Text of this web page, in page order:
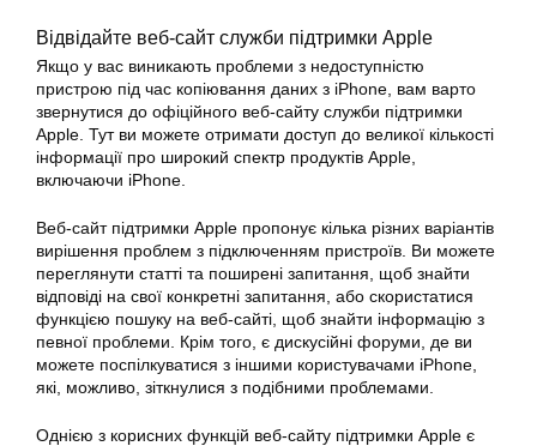
Відвідайте веб-сайт служби підтримки Apple
Якщо у вас виникають проблеми з недоступністю
пристрою під час копіювання даних з iPhone, вам варто
звернутися до офіційного веб-сайту служби підтримки
Apple. Тут ви можете отримати доступ до великої кількості
інформації про широкий спектр продуктів Apple,
включаючи iPhone.
Веб-сайт підтримки Apple пропонує кілька різних варіантів
вирішення проблем з підключенням пристроїв. Ви можете
переглянути статті та поширені запитання, щоб знайти
відповіді на свої конкретні запитання, або скористатися
функцією пошуку на веб-сайті, щоб знайти інформацію з
певної проблеми. Крім того, є дискусійні форуми, де ви
можете поспілкуватися з іншими користувачами iPhone,
які, можливо, зіткнулися з подібними проблемами.
Однією з корисних функцій веб-сайту підтримки Apple є